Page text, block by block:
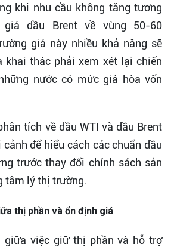
khi nhu cầu không tăng tương
dầu Brent về vùng 50-60
giá này nhiều khả năng sẽ
khai thác phải xem xét lại chiến
nước có mức giá hòa vốn
tích về dầu WTI và dầu Brent
để hiểu cách các chuẩn dầu
trước thay đổi chính sách sản
tâm lý thị trường.
thị phần và ổn định giá
giữa việc giữ thị phần và hỗ trợ